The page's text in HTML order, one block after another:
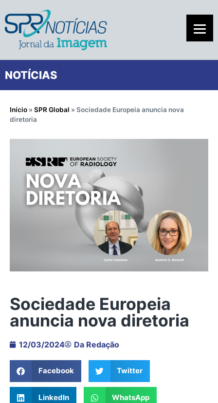
NOTÍCIAS
Início » SPR Global » Sociedade Europeia anuncia nova
diretoria
Sociedade Europeia
anuncia nova diretoria
12/03/2024 Da Redação
Facebook Twitter
LinkedIn WhatsApp